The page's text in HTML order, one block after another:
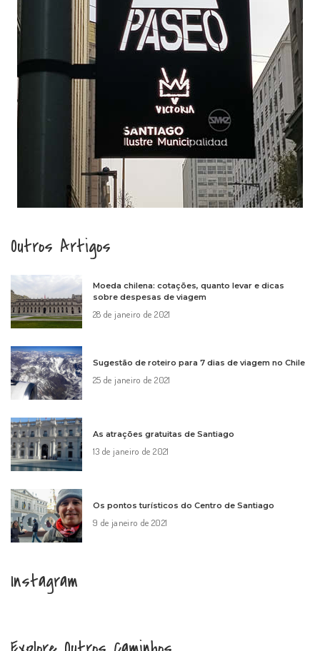
Outros Artigos
Moeda chilena: cotações, quanto levar e dicas
sobre despesas de viagem
28 de janeiro de 2021
Sugestão de roteiro para 7 dias de viagem no Chile
25 de janeiro de 2021
As atrações gratuitas de Santiago
13 de janeiro de 2021
Os pontos turísticos do Centro de Santiago
9 de janeiro de 2021
Instagram